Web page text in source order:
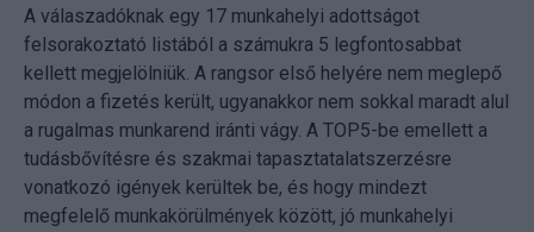
A válaszadóknak egy 17 munkahelyi adottságot
felsorakoztató listából a számukra 5 legfontosabbat
kellett megjelölniük. A rangsor első helyére nem meglepő
módon a fizetés került, ugyanakkor nem sokkal maradt alul
a rugalmas munkarend iránti vágy. A TOP5-be emellett a
tudásbővítésre és szakmai tapasztatalatszerzésre
vonatkozó igények kerültek be, és hogy mindezt
megfelelő munkakörülmények között, jó munkahelyi